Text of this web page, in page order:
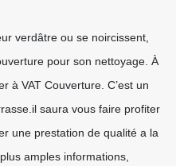
verdâtre ou se noircissent,
pour son nettoyage. À
à VAT Couverture. C’est un
saura vous faire profiter
une prestation de qualité a la
amples informations,